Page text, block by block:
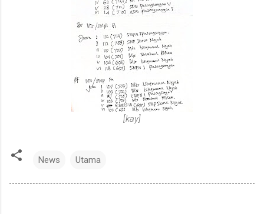
[kay]
News Utama